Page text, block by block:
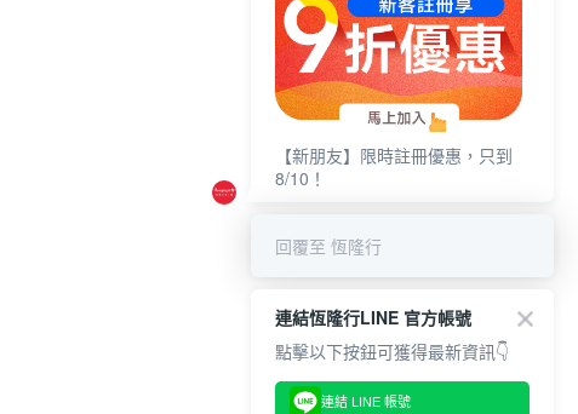
【新朋友】限時註冊優惠，只到
8/10！
回覆至 恆隆行
連結恆隆行LINE 官方帳號
點擊以下按鈕可獲得最新資訊👇
連結 LINE 帳號